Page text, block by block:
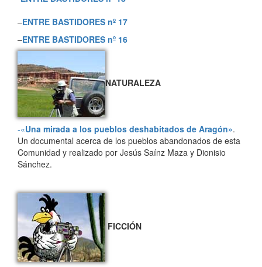
–ENTRE BASTIDORES nº 17
–ENTRE BASTIDORES nº 16
NATURALEZA
-«Una mirada a los pueblos deshabitados de Aragón».
Un documental acerca de los pueblos abandonados de esta
Comunidad y realizado por Jesús Saínz Maza y Dionisio
Sánchez.
FICCIÓN